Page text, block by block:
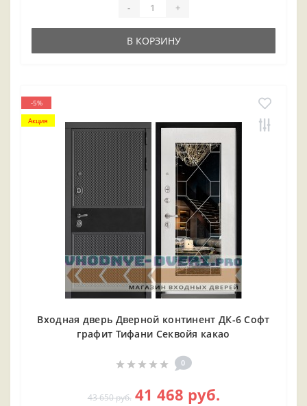
- +
В КОРЗИНУ
-5%
Акция
Входная дверь Дверной континент ДК-6 Софт
графит Тифани Секвойя какао
0
43 650 руб. 41 468 руб.